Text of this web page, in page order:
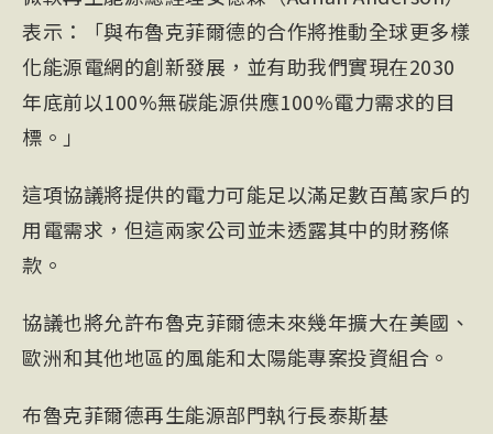
表示：「與布魯克菲爾德的合作將推動全球更多樣
化能源電網的創新發展，並有助我們實現在2030
年底前以100%無碳能源供應100%電力需求的目
標。」
這項協議將提供的電力可能足以滿足數百萬家戶的
用電需求，但這兩家公司並未透露其中的財務條
款。
協議也將允許布魯克菲爾德未來幾年擴大在美國、
歐洲和其他地區的風能和太陽能專案投資組合。
布魯克菲爾德再生能源部門執行長泰斯基